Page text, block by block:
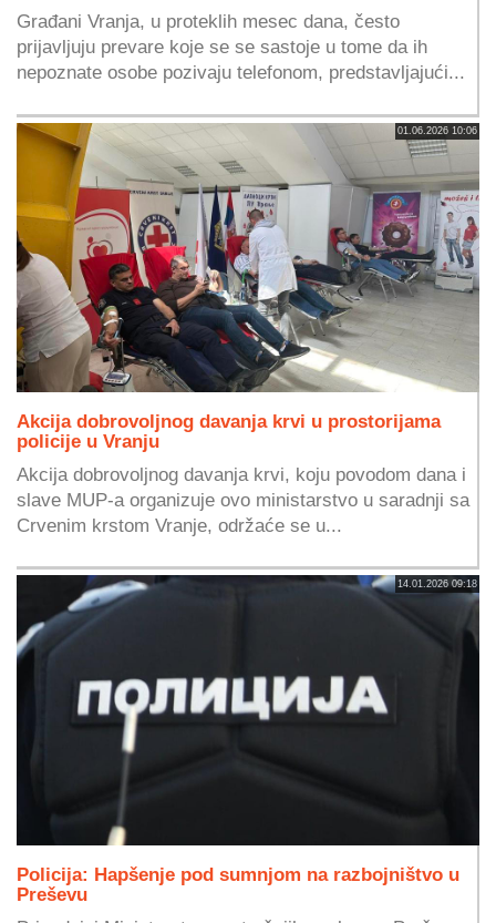
Građani Vranja, u proteklih mesec dana, često
prijavljuju prevare koje se se sastoje u tome da ih
nepoznate osobe pozivaju telefonom, predstavljajući...
01.06.2026 10:06
Akcija dobrovoljnog davanja krvi u prostorijama
policije u Vranju
Akcija dobrovoljnog davanja krvi, koju povodom dana i
slave MUP-a organizuje ovo ministarstvo u saradnji sa
Crvenim krstom Vranje, održaće se u...
14.01.2026 09:18
Policija: Hapšenje pod sumnjom na razbojništvo u
Preševu